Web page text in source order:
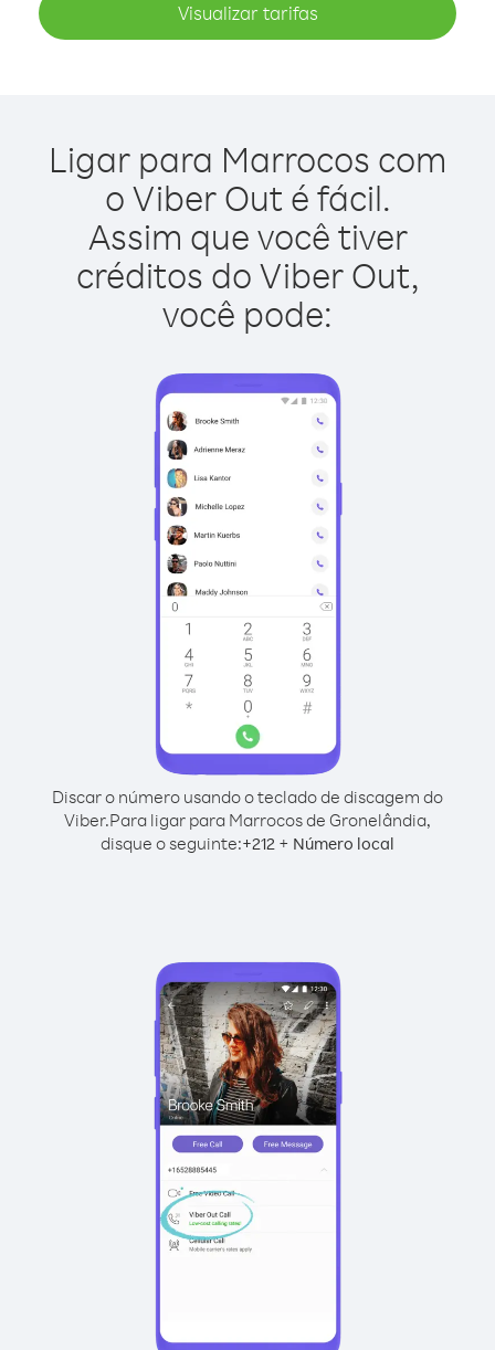
Visualizar tarifas
Ligar para Marrocos com
o Viber Out é fácil.
Assim que você tiver
créditos do Viber Out,
você pode:
Discar o número usando o teclado de discagem do
Viber.Para ligar para Marrocos de Gronelândia,
disque o seguinte:+212 + Número local